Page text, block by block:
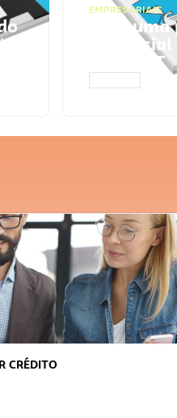
EMPRESARIAIS
Faça
ChatGPT
CRÉDITO